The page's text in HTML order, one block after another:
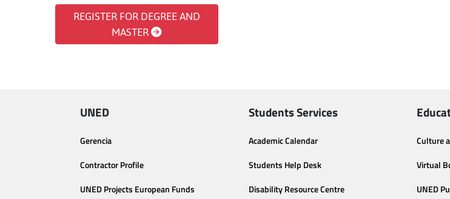
REGISTER FOR DEGREE AND
MASTER
UNED
Gerencia
Contractor Profile
UNED Projects European Funds
Students Services
Academic Calendar
Students Help Desk
Disability Resource Centre
Culture
Virtual
UNED